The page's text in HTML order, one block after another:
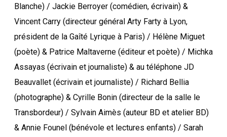
Blanche) / Jackie Berroyer (comédien, écrivain) &
Vincent Carry (directeur général Arty Farty à Lyon,
président de la Gaîté Lyrique à Paris) / Hélène Miguet
(poète) & Patrice Maltaverne (éditeur et poète) / Michka
Assayas (écrivain et journaliste) & au téléphone JD
Beauvallet (écrivain et journaliste) / Richard Bellia
(photographe) & Cyrille Bonin (directeur de la salle le
Transbordeur) / Sylvain Aimès (auteur BD et atelier BD)
& Annie Founel (bénévole et lectures enfants) / Sarah